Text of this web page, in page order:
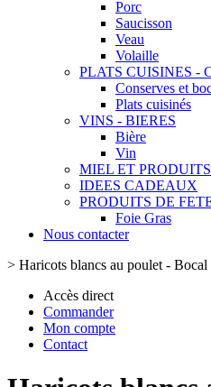
Porc
Saucisson
Veau
Volaille
PLATS CUISINES -
Conserves et
Plats cuisinés
VINS - BIERES
Bière
Vin
MIEL ET
IDEES CADEAUX
PRODUITS DE
Foie Gras
Nous contacter
> Haricots blancs au poulet - Bocal
Accès direct
Commander
Mon compte
Contact